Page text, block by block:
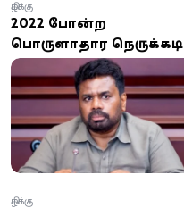
2022 போன்ற
பொருளாதார நெருக்கடி
மீண்டும் ஏற்படாது –
ஜனாதிபதி அநுர குமார
திஸாநாயக்க உறுதி
கிழக்கு
கிழக்கு